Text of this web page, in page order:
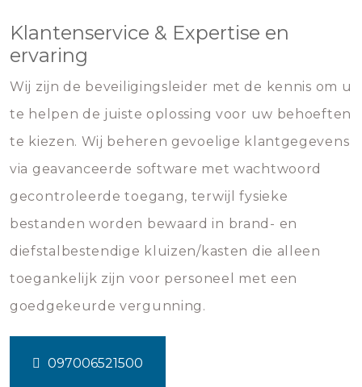
Klantenservice & Expertise en
ervaring
Wij zijn de beveiligingsleider met de kennis om u
te helpen de juiste oplossing voor uw behoeften
te kiezen. Wij beheren gevoelige klantgegevens
via geavanceerde software met wachtwoord
gecontroleerde toegang, terwijl fysieke
bestanden worden bewaard in brand- en
diefstalbestendige kluizen/kasten die alleen
toegankelijk zijn voor personeel met een
goedgekeurde vergunning.
097006521500